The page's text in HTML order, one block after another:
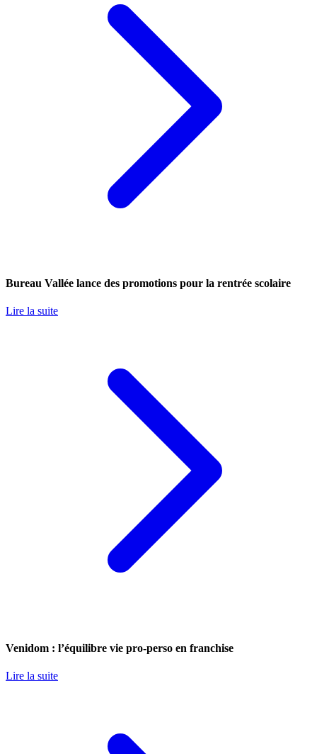
Bureau Vallée lance des promotions pour la rentrée scolaire
Lire la suite
Venidom : l’équilibre vie pro-perso en franchise
Lire la suite